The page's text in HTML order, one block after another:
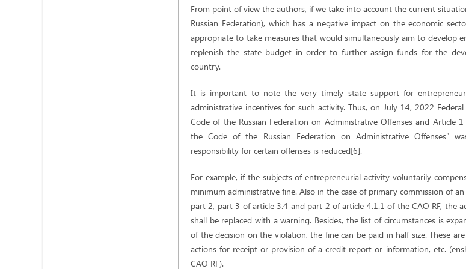
From point of view the authors, if we take into account the current
Russian Federation), which has a negative impact on the economic
appropriate to take measures that would simultaneously aim to develop
replenish the state budget in order to further assign funds for the
country.
It is important to note the very timely state support for
administrative incentives for such activity. Thus, on July 14, 2022
Code of the Russian Federation on Administrative Offenses and Article
the Code of the Russian Federation on Administrative Offenses"
responsibility for certain offenses is reduced[6].
For example, if the subjects of entrepreneurial activity voluntarily
minimum administrative fine. Also in the case of primary commission of
part 2, part 3 of article 3.4 and part 2 of article 4.1.1 of the CAO RF, the
shall be replaced with a warning. Besides, the list of circumstances is
of the decision on the violation, the fine can be paid in half size. These
actions for receipt or provision of a credit report or information, etc.
CAO RF).